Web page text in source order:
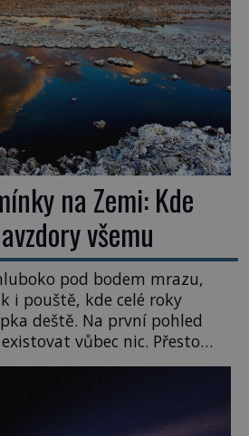
na Zemi: Kde
všemu
pod bodem mrazu,
i pouště, kde celé roky
deště. Na první pohled
vůbec nic. Přesto
organismy, které
Každý nový nález mění
co všechno dokáže příroda a
jednou […]